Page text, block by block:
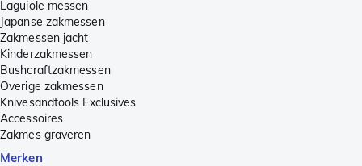
Laguiole messen
Japanse zakmessen
Zakmessen jacht
Kinderzakmessen
Bushcraftzakmessen
Overige zakmessen
Knivesandtools Exclusives
Accessoires
Zakmes graveren
Merken